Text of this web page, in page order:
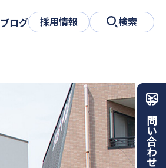
ブログ 採用情報 検索
お問い合わせ